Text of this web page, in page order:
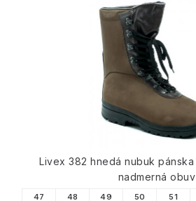
Livex 382 hnedá nubuk
nadmerná obuv
47 48 49 50 51